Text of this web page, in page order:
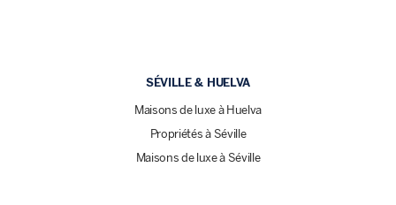
SÉVILLE & HUELVA
Maisons de luxe à Huelva
Propriétés à Séville
Maisons de luxe à Séville